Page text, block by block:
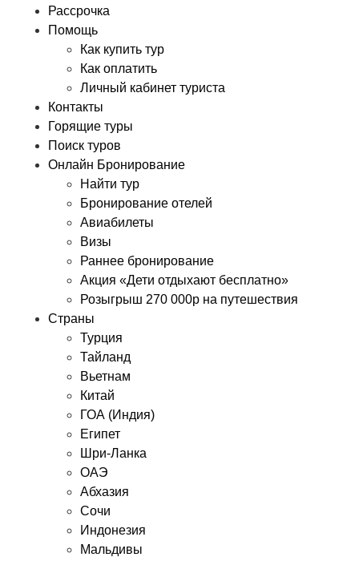
Рассрочка
Помощь
Как купить тур
Как оплатить
Личный кабинет туриста
Контакты
Горящие туры
Поиск туров
Онлайн Бронирование
Найти тур
Бронирование отелей
Авиабилеты
Визы
Раннее бронирование
Акция «Дети отдыхают бесплатно»
Розыгрыш 270 000р на путешествия
Страны
Турция
Тайланд
Вьетнам
Китай
ГОА (Индия)
Египет
Шри-Ланка
ОАЭ
Абхазия
Сочи
Индонезия
Мальдивы